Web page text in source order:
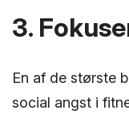
3.
En af de største
social angst i